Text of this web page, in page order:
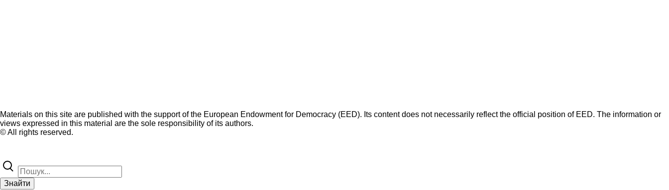
Materials on this site are published with the support of the European Endowment for Democracy (EED). Its content does not necessarily reflect the official position of EED. The information or
views expressed in this material are the sole responsibility of its authors.
© All rights reserved.
Знайти